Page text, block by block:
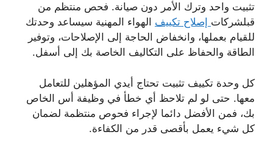
تثبيت واحد وترك الأمر دون صيانة. فحص منتظم من
قبلشركات إصلاح تكييف الهواء المهنية سيساعد وحدتك
للقيام بعملها، وانخفاض الحاجة إلى الإصلاحات، وتوفير
الطاقة والحفاظ على التكاليف الخاصة بك إلى أسفل.
كل وحدة تكييف تثبيت تحتاج أيدي المؤهلين للتعامل
معها. حتى لو لم تلاحظ أي خطأ في وظيفة أس الخاص
بك، فمن الأفضل دائما لإجراء فحوص منتظمة لضمان
كل شيء يعمل بأقصى قدر من الكفاءة.